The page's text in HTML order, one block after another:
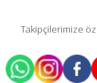
Takipçilerimize